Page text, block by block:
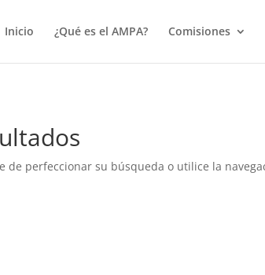
Inicio
¿Qué es el AMPA? Comisiones
de perfeccionar su búsqueda o utilice la